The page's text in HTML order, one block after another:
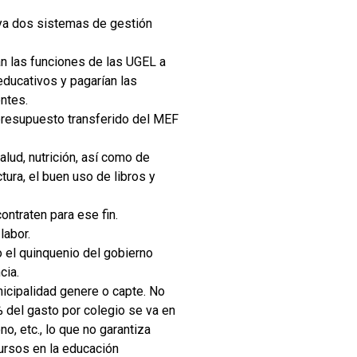
dos sistemas de gestión
las funciones de las UGEL a
y pagarían las
transferido del MEF
nutrición, así como de
el buen uso de libros y
para ese fin.
quinquenio del gobierno
genere o capte. No
del gasto por colegio se va en
etc., lo que no garantiza
en la educación